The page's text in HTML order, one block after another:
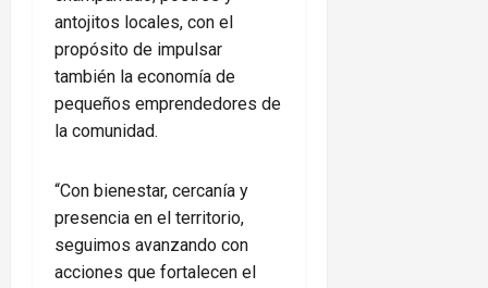
antojitos locales, con el
propósito de impulsar
también la economía de
pequeños emprendedores de
la comunidad.
“Con bienestar, cercanía y
presencia en el territorio,
seguimos avanzando con
acciones que fortalecen el